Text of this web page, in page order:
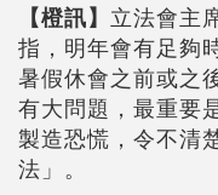
【橙訊】 立法會主
指，明年會有足夠
暑假休會之前或之
有大問題，最重要
製造恐慌，令不清
法」。